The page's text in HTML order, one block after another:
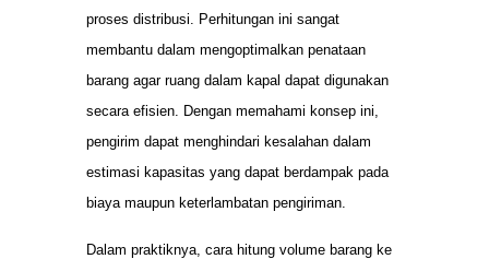
proses distribusi. Perhitungan ini sangat
membantu dalam mengoptimalkan penataan
barang agar ruang dalam kapal dapat digunakan
secara efisien. Dengan memahami konsep ini,
pengirim dapat menghindari kesalahan dalam
estimasi kapasitas yang dapat berdampak pada
biaya maupun keterlambatan pengiriman.
Dalam praktiknya, cara hitung volume barang ke